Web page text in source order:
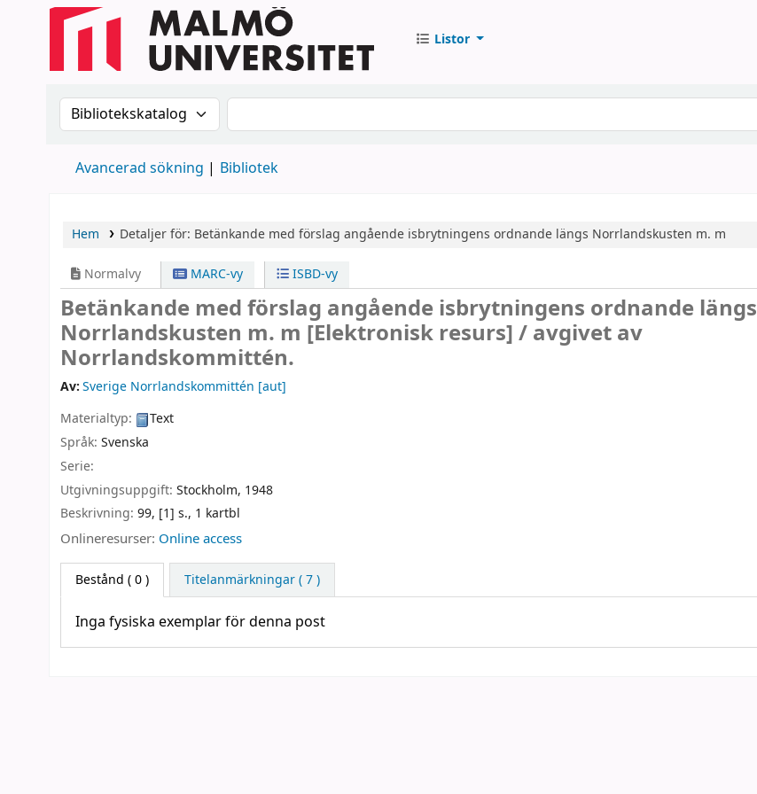
Listor
Sök i katalogen efter:Sök i katalogen
Avancerad sökning Bibliotek
Hem Detaljer för: Betänkande med förslag angående isbrytningens ordnande längs Norrlandskusten m. m
Normalvy MARC-vy ISBD-vy
Betänkande med förslag angående isbrytningens ordnande längs
Norrlandskusten m. m [Elektronisk resurs] /avgivet av
Norrlandskommittén.
Av:Sverige Norrlandskommittén [aut]
Materialtyp:
Text
Språk: Svenska
Serie:
Utgivningsuppgift: Stockholm, 1948
Beskrivning: 99, [1] s., 1 kartbl
Onlineresurser: Online access
Bestånd ( 0 ) Titelanmärkningar ( 7 )
Inga fysiska exemplar för denna post